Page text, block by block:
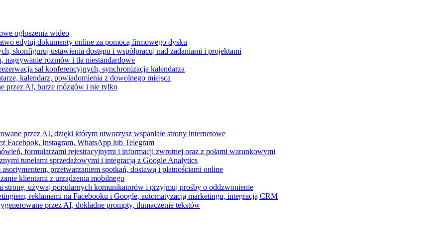
ogłoszenia wideo
edytuj dokumenty online za pomocą firmowego dysku
skonfiguruj ustawienia dostępu i współpracuj nad zadaniami i projektami
nagrywanie rozmów i tła niestandardowe
sal konferencyjnych, synchronizacja kalendarza
kalendarz, powiadomienia z dowolnego miejsca
przez AI, burze mózgów i nie tylko
przez AI, dzięki którym utworzysz wspaniałe strony internetowe
Facebook, Instagram, WhatsApp lub Telegram
formularzami rejestracyjnymi i informacji zwrotnej oraz z polami warunkowymi
tunelami sprzedażowymi i integracją z Google Analytics
przetwarzaniem spotkań, dostawą i płatnościami online
klientami z urządzenia mobilnego
stronę, używaj popularnych komunikatorów i przyjmuj prośby o oddzwonienie
reklamami na Facebooku i Google, automatyzacją marketingu, integracją CRM
przez AI, dokładne prompty, tłumaczenie tekstów